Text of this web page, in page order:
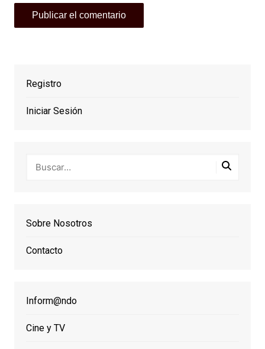
Registro
Iniciar Sesión
Sobre Nosotros
Contacto
Inform@ndo
Cine y TV